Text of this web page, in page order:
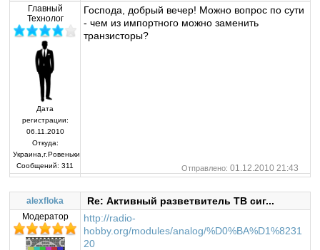
Главный
Технолог
Дата
регистрации:
06.11.2010
Откуда:
Украина,г.Ровеньки
Сообщений: 311
Господа, добрый вечер! Можно вопрос по сути
- чем из импортного можно заменить
транзисторы?
Отправлено: 01.12.2010 21:43
alexfloka Re: Активный разветвитель ТВ сиг...
Модератор
http://radio-
hobby.org/modules/analog/%D0%BA%D1%8231
20